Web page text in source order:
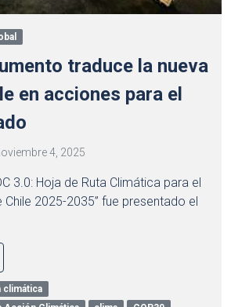
traduce la nueva
en acciones para el
4, 2025
3.0: Hoja de Ruta Climática para el
2025-2035” fue presentado el
climática